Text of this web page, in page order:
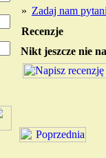
» Zadaj nam
Recenzje
Nikt jeszcze nie